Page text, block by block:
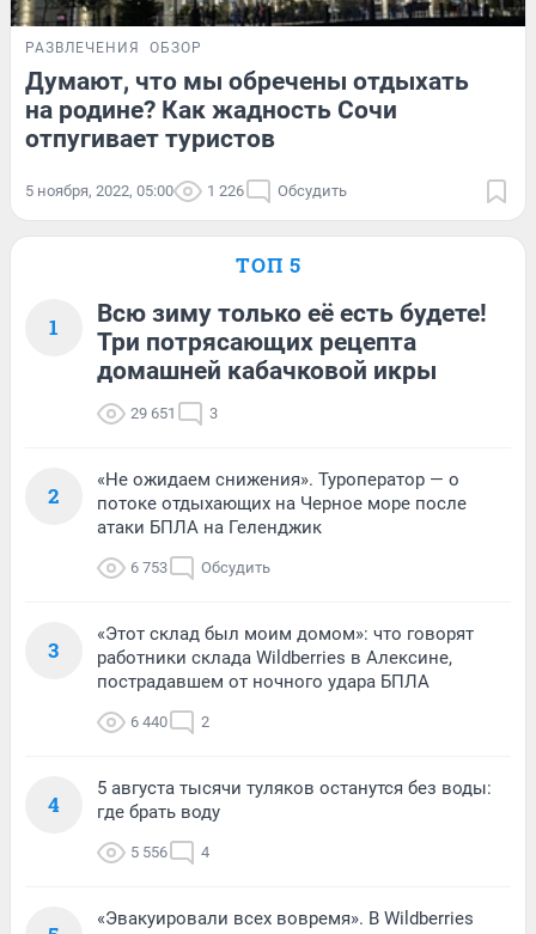
РАЗВЛЕЧЕНИЯ ОБЗОР
Думают, что мы обречены отдыхать
на родине? Как жадность Сочи
отпугивает туристов
5 ноября, 2022, 05:00 1 226 Обсудить
ТОП 5
1
Всю зиму только её есть будете!
Три потрясающих рецепта
домашней кабачковой икры
29 651 3
2
«Не ожидаем снижения». Туроператор — о
потоке отдыхающих на Черное море после
атаки БПЛА на Геленджик
6 753 Обсудить
3
«Этот склад был моим домом»: что говорят
работники склада Wildberries в Алексине,
пострадавшем от ночного удара БПЛА
6 440 2
4
5 августа тысячи туляков останутся без воды:
где брать воду
5 556 4
«Эвакуировали всех вовремя». В Wildberries